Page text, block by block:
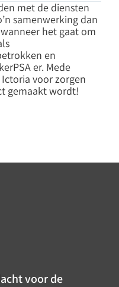
met de diensten
samenwerking dan
het gaat om
en
er. Mede
voor zorgen
gemaakt wordt!
voor de